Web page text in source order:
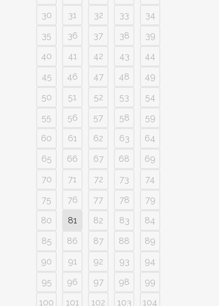
30
31 32 33
34
35
36 37 38
39
40
41 42 43
44
45
46 47 48
49
50
51 52 53
54
55
56 57 58
59
60
61 62 63
64
65
66 67 68
69
70
71 72 73
74
75
76 77 78
79
80
81 82 83
84
85
86 87 88
89
90
91 92 93
94
95
96 97 98
99
100
101 102 103
104